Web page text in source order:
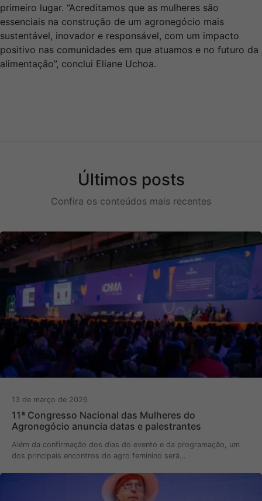
primeiro lugar. “Acreditamos que as mulheres são
essenciais na construção de um agronegócio mais
sustentável, inovador e responsável, com um impacto
positivo nas comunidades em que atuamos e no futuro da
alimentação”, conclui Eliane Uchoa.
Últimos posts
Confira os conteúdos mais recentes
13 de março de 2026
11ª Congresso Nacional das Mulheres do
Agronegócio anuncia datas e palestrantes
Além da confirmação dos dias do evento e da programação, um
dos principais encontros do agro feminino será…